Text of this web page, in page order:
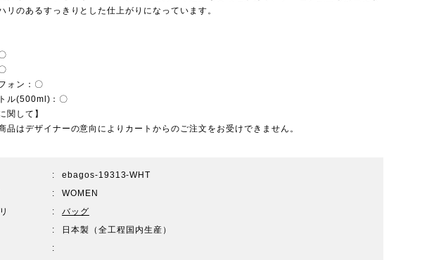
リのあるすっきりとした仕上がりになっています。
ォン：〇
ル(500ml)：〇
関して】
品はデザイナーの意向によりカートからのご注文をお受けできません。
ebagos-19313-WHT
WOMEN
バッグ
日本製（全工程国内生産）